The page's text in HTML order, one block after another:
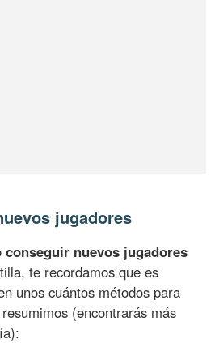
jugadores
conseguir nuevos jugadores
te recordamos que es
unos cuántos métodos para
(encontrarás más